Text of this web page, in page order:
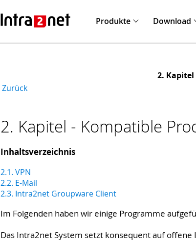
Produkte Download
2.
Zurück
2. Kapitel - Kompatible
Inhaltsverzeichnis
2.1. VPN
2.2. E-Mail
2.3. Intra2net Groupware Client
Im Folgenden haben wir einige Programme
Das Intra2net System setzt konsequent auf offene